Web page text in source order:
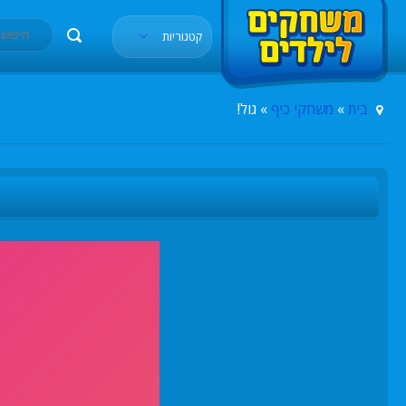
קטגוריות
בית» משחקי כיף » גול!